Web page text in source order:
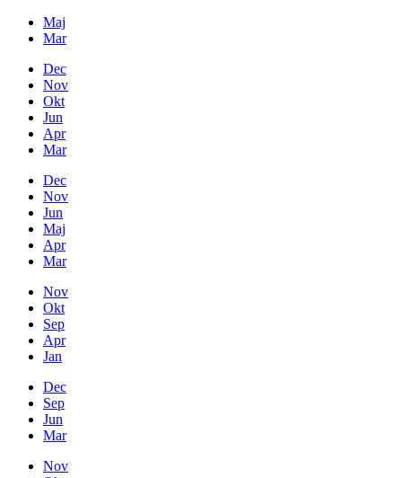
Maj
Mar
Dec
Nov
Okt
Jun
Apr
Mar
Dec
Nov
Jun
Maj
Apr
Mar
Nov
Okt
Sep
Apr
Jan
Dec
Sep
Jun
Mar
Nov